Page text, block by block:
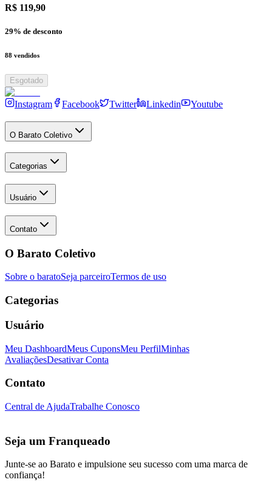
R$ 119,90
29% de desconto
88 vendidos
Esgotado
Instagram Facebook Twitter Linkedin Youtube
O Barato Coletivo
Categorias
Usuário
Contato
O Barato Coletivo
Sobre o baratoSeja parceiroTermos de uso
Categorias
Usuário
Meu DashboardMeus CuponsMeu PerfilMinhas
AvaliaçõesDesativar Conta
Contato
Central de AjudaTrabalhe Conosco
Seja um Franqueado
Junte-se ao Barato e impulsione seu sucesso com uma marca de
confiança!